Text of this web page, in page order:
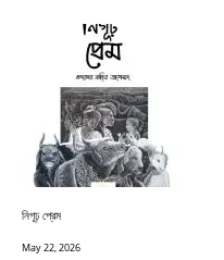
নিগূঢ় প্রেম
May 22, 2026